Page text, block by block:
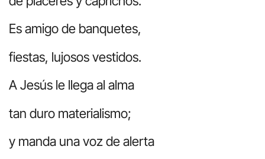
Es amigo de banquetes,
fiestas, lujosos vestidos.
A Jesús le llega al alma
tan duro materialismo;
y manda una voz de alerta